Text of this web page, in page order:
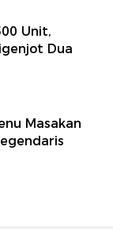
Unit,
Dua
Masakan